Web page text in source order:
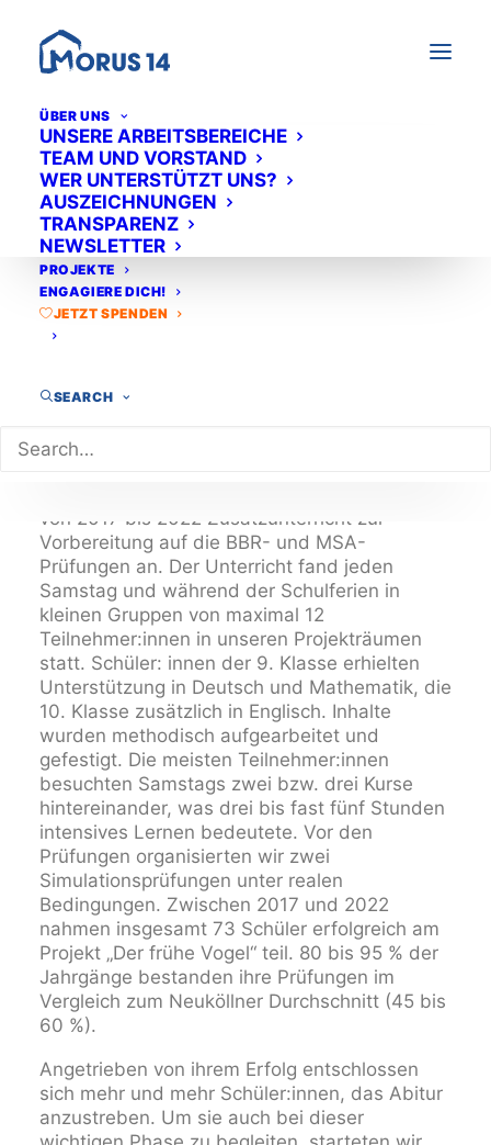
ÜBER UNS
UNSERE ARBEITSBEREICHE
TEAM UND VORSTAND
WER UNTERSTÜTZT UNS?
AUSZEICHNUNGEN
TRANSPARENZ
NEWSLETTER
PROJEKTE
ENGAGIERE DICH!
JETZT SPENDEN
SEARCH
"Der frühe Vogel" &
"Rollberg
startklar"
2017-2022
Abschlussprüfungen: BBR,
von 2017 bis 2022 Zusatzunterricht zur
Vorbereitung auf die BBR- und MSA-
Prüfungen an. Der Unterricht fand jeden
Samstag und während der Schulferien in
kleinen Gruppen von maximal 12
Teilnehmer:innen in unseren Projekträumen
statt. Schüler: innen der 9. Klasse erhielten
Unterstützung in Deutsch und Mathematik, die
10. Klasse zusätzlich in Englisch. Inhalte
wurden methodisch aufgearbeitet und
gefestigt. Die meisten Teilnehmer:innen
besuchten Samstags zwei bzw. drei Kurse
hintereinander, was drei bis fast fünf Stunden
intensives Lernen bedeutete. Vor den
Prüfungen organisierten wir zwei
Simulationsprüfungen unter realen
Bedingungen. Zwischen 2017 und 2022
nahmen insgesamt 73 Schüler erfolgreich am
Projekt „Der frühe Vogel“ teil. 80 bis 95 % der
Jahrgänge bestanden ihre Prüfungen im
Vergleich zum Neuköllner Durchschnitt (45 bis
60 %).
Angetrieben von ihrem Erfolg entschlossen
sich mehr und mehr Schüler:innen, das Abitur
anzustreben. Um sie auch bei dieser